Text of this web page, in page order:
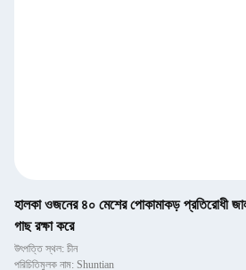
হালকা ওজনের ৪০ মেশের পোকামাকড় প্রতিরোধী
গাছ রক্ষা করে
উৎপত্তি স্থল: চীন
পরিচিতিমুলক নাম: Shuntian